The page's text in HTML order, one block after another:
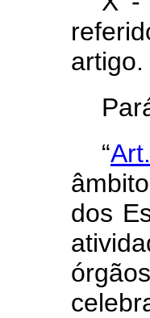
artigo.
“Art.
âmbito
dos